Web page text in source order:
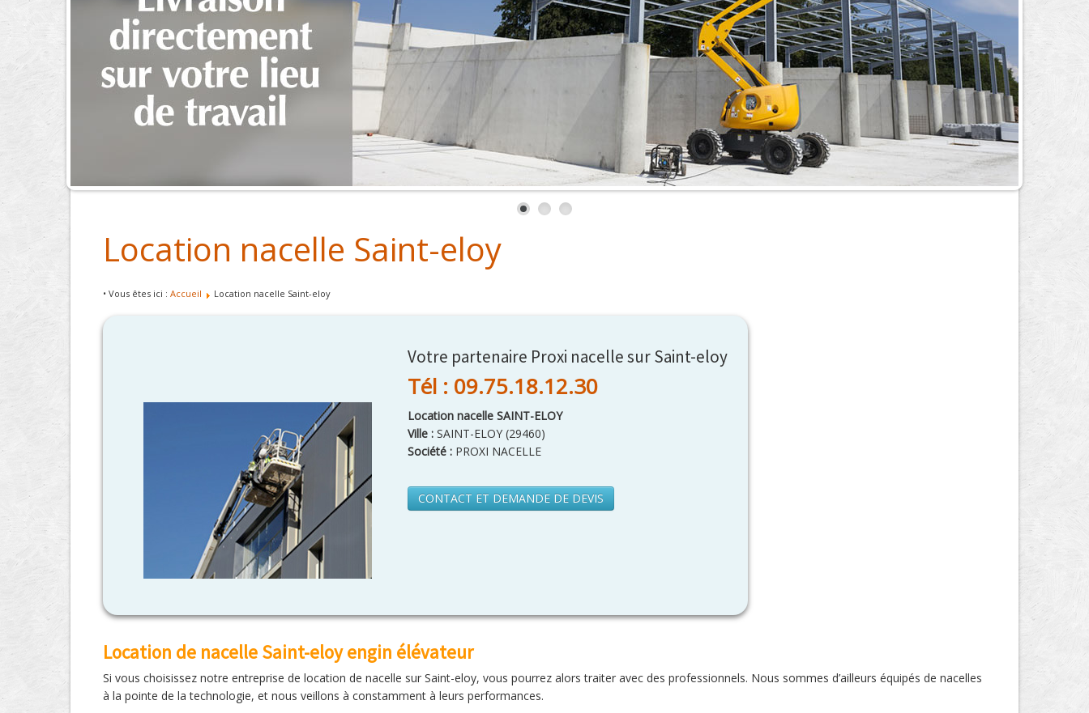
Location nacelle Saint-eloy
• Vous êtes ici : Accueil Location nacelle Saint-eloy
Votre partenaire Proxi nacelle sur Saint-eloy
Tél : 09.75.18.12.30
Location nacelle SAINT-ELOY
Ville : SAINT-ELOY (29460)
Société : PROXI NACELLE
CONTACT ET DEMANDE DE DEVIS
Location de nacelle Saint-eloy engin élévateur
Si vous choisissez notre entreprise de location de nacelle sur Saint-eloy, vous pourrez alors traiter avec des professionnels. Nous sommes d’ailleurs équipés de nacelles
à la pointe de la technologie, et nous veillons à constamment à leurs performances.